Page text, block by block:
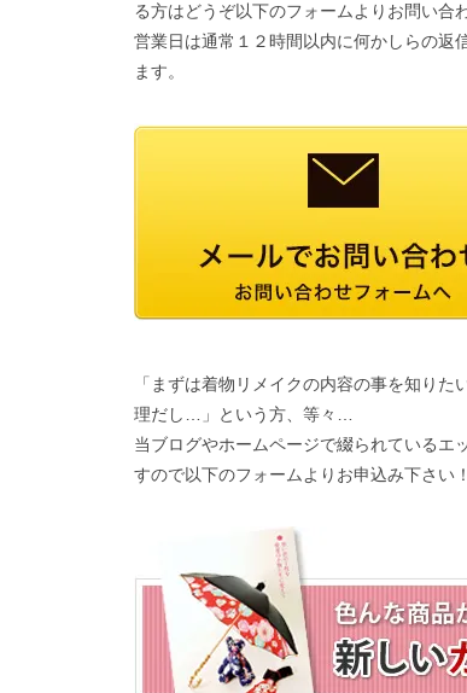
る方はどうぞ以下のフォームよりお問い合
営業日は通常１２時間以内に何かしらの返
ます。
「まずは着物リメイクの内容の事を知り
理だし…」という方、等々…
当ブログやホームページで綴られているエ
すので以下のフォームよりお申込み下さい！